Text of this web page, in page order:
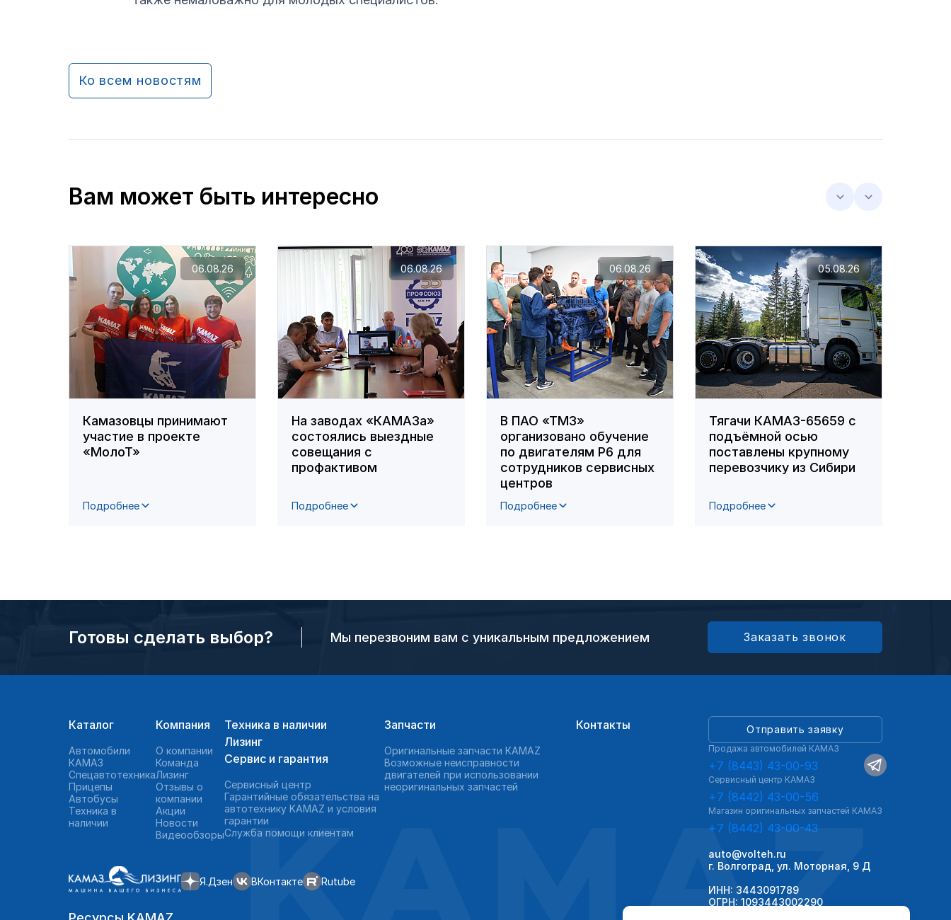
Ко всем новостям
Вам может быть интересно
Камазовцы принимают
участие в проекте
«МолоТ»
Подробнее
06.08.26
На заводах «КАМАЗа»
состоялись выездные
совещания с
профактивом
Подробнее
06.08.26
В ПАО «ТМЗ»
организовано обучение
по двигателям Р6 для
сотрудников сервисных
центров
Подробнее
06.08.26
Тягачи КАМАЗ-65659 с
подъёмной осью
поставлены крупному
перевозчику из Сибири
Подробнее
05.08.26
Готовы сделать выбор? Мы перезвоним вам с уникальным предложением Заказать звонок
Каталог
Автомобили
КАМАЗ
Спецавтотехника
Прицепы
Автобусы
Техника в
наличии
Компания
О компании
Команда
Лизинг
Отзывы о
компании
Акции
Новости
Видеообзоры
Техника в наличии
Лизинг
Сервис и гарантия
Сервисный центр
Гарантийные обязательства на
автотехнику KAMAZ и условия
гарантии
Служба помощи клиентам
Запчасти
Оригинальные запчасти КAMAZ
Возможные неисправности
двигателей при использовании
неоригинальных запчастей
Контакты
Я.Дзен ВКонтакте Rutube
Отправить заявку
Продажа автомобилей КАМАЗ
+7 (8443) 43-00-93
Сервисный центр КАМАЗ
+7 (8442) 43-00-56
Магазин оригинальных запчастей КАМАЗ
+7 (8442) 43-00-43
auto@volteh.ru
г. Волгоград, ул. Моторная, 9 Д
ИНН: 3443091789
ОГРН: 1093443002290
KAMAZ